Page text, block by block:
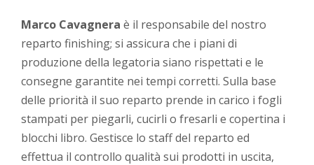
Marco Cavagnera è il responsabile del nostro
reparto finishing; si assicura che i piani di
produzione della legatoria siano rispettati e le
consegne garantite nei tempi corretti. Sulla base
delle priorità il suo reparto prende in carico i fogli
stampati per piegarli, cucirli o fresarli e copertina i
blocchi libro. Gestisce lo staff del reparto ed
effettua il controllo qualità sui prodotti in uscita,